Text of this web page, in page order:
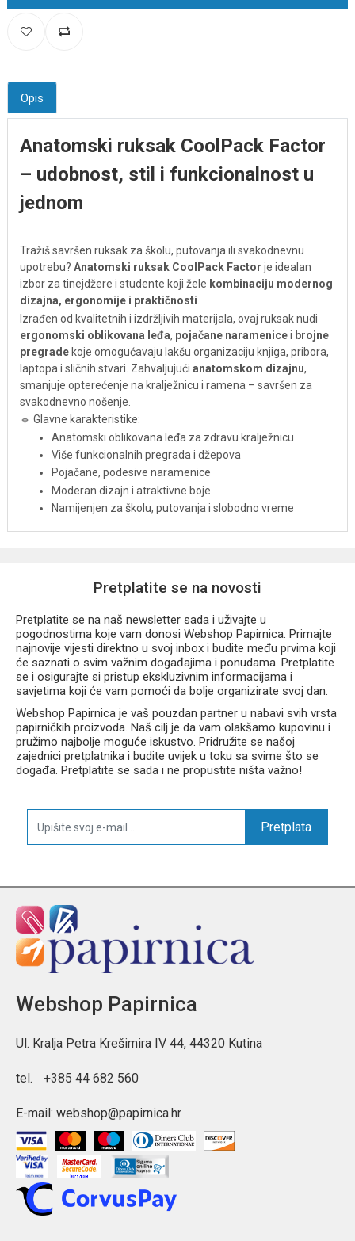
Opis
Anatomski ruksak CoolPack Factor
– udobnost, stil i funkcionalnost u
jednom
Tražiš savršen ruksak za školu, putovanja ili svakodnevnu
upotrebu? Anatomski ruksak CoolPack Factor je idealan
izbor za tinejdžere i studente koji žele kombinaciju modernog
dizajna, ergonomije i praktičnosti.
Izrađen od kvalitetnih i izdržljivih materijala, ovaj ruksak nudi
ergonomski oblikovana leđa, pojačane naramenicei brojne
pregrade koje omogućavaju lakšu organizaciju knjiga, pribora,
laptopa i sličnih stvari. Zahvaljujući anatomskom dizajnu,
smanjuje opterećenje na kralježnicu i ramena – savršen za
svakodnevno nošenje.
🔹 Glavne karakteristike:
Anatomski oblikovana leđa za zdravu kralježnicu
Više funkcionalnih pregrada i džepova
Pojačane, podesive naramenice
Moderan dizajn i atraktivne boje
Namijenjen za školu, putovanja i slobodno vreme
Pretplatite se na novosti
Pretplatite se na naš newsletter sada i uživajte u
pogodnostima koje vam donosi Webshop Papirnica. Primajte
najnovije vijesti direktno u svoj inbox i budite među prvima koji
će saznati o svim važnim događajima i ponudama. Pretplatite
se i osigurajte si pristup ekskluzivnim informacijama i
savjetima koji će vam pomoći da bolje organizirate svoj dan.
Webshop Papirnica je vaš pouzdan partner u nabavi svih vrsta
papirničkih proizvoda. Naš cilj je da vam olakšamo kupovinu i
pružimo najbolje moguće iskustvo. Pridružite se našoj
zajednici pretplatnika i budite uvijek u toku sa svime što se
događa. Pretplatite se sada i ne propustite ništa važno!
Pretplata
Webshop Papirnica
Ul. Kralja Petra Krešimira IV 44, 44320 Kutina
tel. +385 44 682 560
E-mail: webshop@papirnica.hr